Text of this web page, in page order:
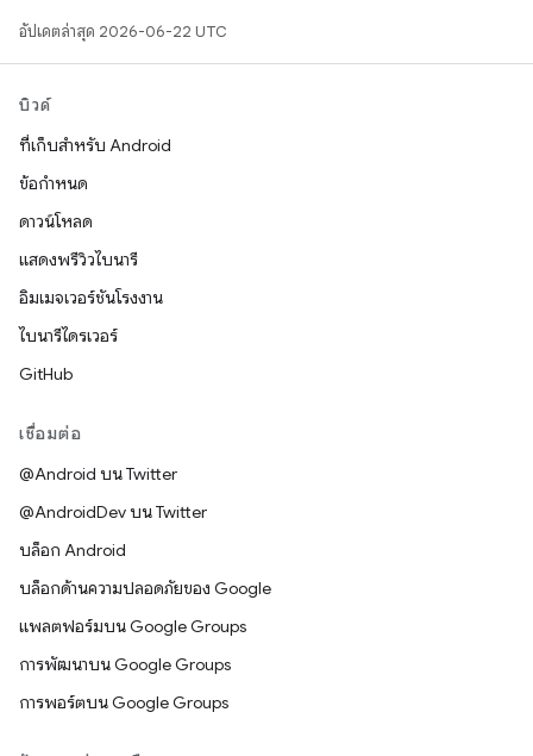
อัปเดตล่าสุด 2026-06-22 UTC
บิวด์
ที่เก็บสำหรับ Android
ข้อกำหนด
ดาวน์โหลด
แสดงพรีวิวไบนารี
อิมเมจเวอร์ชันโรงงาน
ไบนารีไดรเวอร์
GitHub
เชื่อมต่อ
@Android บน Twitter
@AndroidDev บน Twitter
บล็อก Android
บล็อกด้านความปลอดภัยของ Google
แพลตฟอร์มบน Google Groups
การพัฒนาบน Google Groups
การพอร์ตบน Google Groups